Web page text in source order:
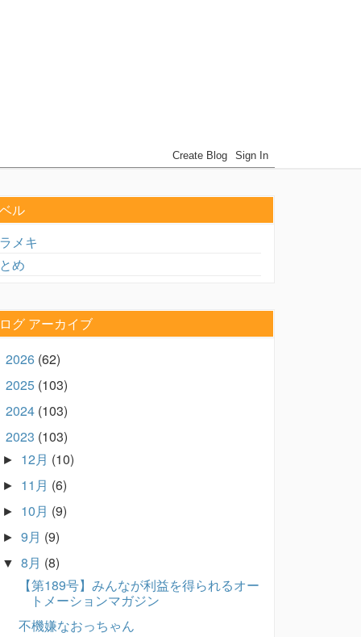
ル
メキ
め
グ アーカイブ
2026 (62)
2025 (103)
2024 (103)
2023 (103)
► 12月 (10)
► 11月 (6)
► 10月 (9)
► 9月 (9)
▼ 8月 (8)
【第189号】みんなが利益を得られるオー
トメーションマガジン
不機嫌なおっちゃん